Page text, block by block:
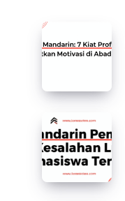
Belajar
Mandarin:
Profesional
Tingkatkan
Motivasi
di
Abad
Ke-
Mandarin
Pemula:
5
Kesalahan
Lucu